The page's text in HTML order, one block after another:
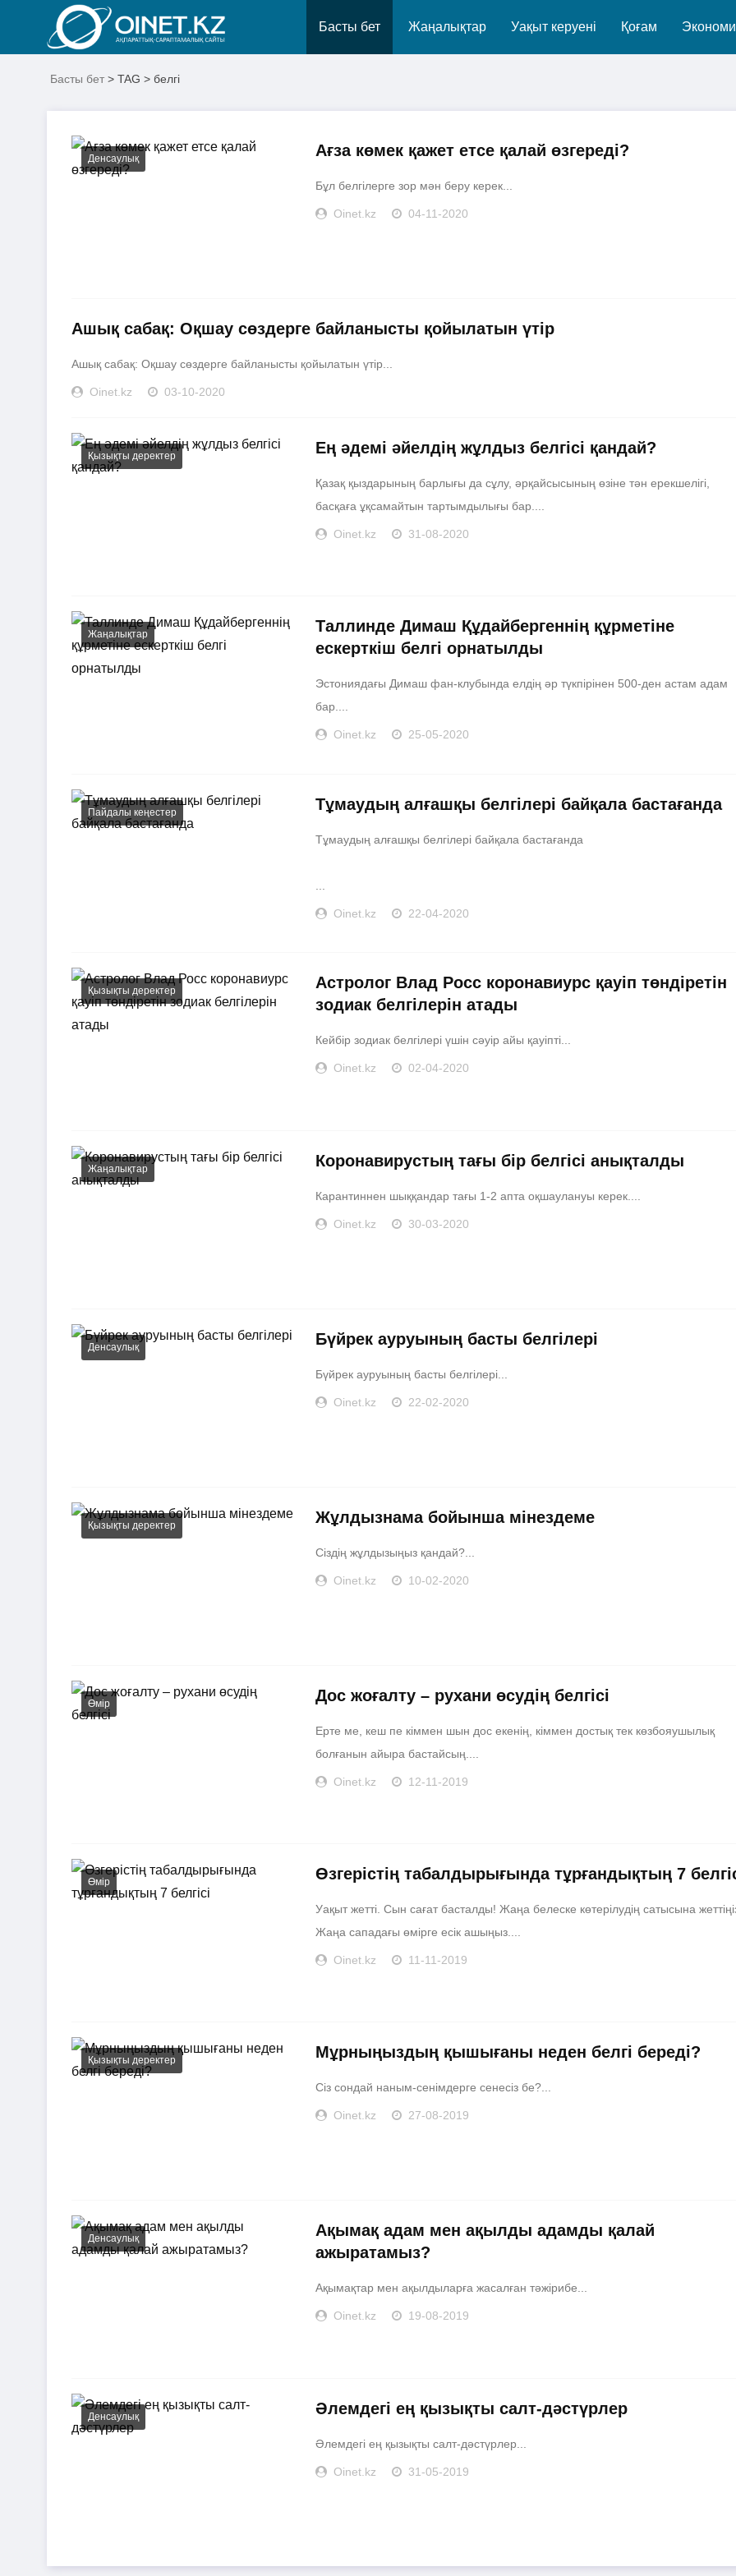
Басты бет Жаңалықтар Уақыт керуені Қоғам
Басты бет > TAG > белгі
Денсаулық Ағза көмек қажет етсе қалай өзгереді?
Бұл белгілерге зор мән беру керек...
Oinet.kz 04-11-2020
Ашық сабақ: Оқшау сөздерге байланысты қойылатын үтір
Ашық сабақ: Оқшау сөздерге байланысты қойылатын үтір...
Oinet.kz 03-10-2020
Қызықты деректер Ең әдемі әйелдің жұлдыз белгісі қандай?
Қазақ қыздарының барлығы да сұлу, әрқайсысының өзіне тән ерекшелігі,
басқаға ұқсамайтын тартымдылығы бар....
Oinet.kz 31-08-2020
Жаңалықтар
Таллинде Димаш Құдайбергеннің құрметіне
ескерткіш белгі орнатылды
Эстониядағы Димаш фан-клубында елдің әр түкпірінен 500-ден астам адам
бар....
Oinet.kz 25-05-2020
Пайдалы кеңестер Тұмаудың алғашқы белгілері байқала бастағанда
Тұмаудың алғашқы белгілері байқала бастағанда
Oinet.kz 22-04-2020
Қызықты деректер
Астролог Влад Росс коронавиурс қауіп төндіретін
зодиак белгілерін атады
Кейбір зодиак белгілері үшін сәуір айы қауіпті...
Oinet.kz 02-04-2020
Жаңалықтар Коронавирустың тағы бір белгісі анықталды
Карантиннен шыққандар тағы 1-2 апта оқшаулануы керек....
Oinet.kz 30-03-2020
Денсаулық Бүйрек ауруының басты белгілері
Бүйрек ауруының басты белгілері...
Oinet.kz 22-02-2020
Қызықты деректер Жұлдызнама бойынша мінездеме
Сіздің жұлдызыңыз қандай?...
Oinet.kz 10-02-2020
Өмір Дос жоғалту – рухани өсудің белгісі
​Ерте ме, кеш пе кіммен шын дос екенің, кіммен достық тек көзбояушылық
болғанын айыра бастайсың....
Oinet.kz 12-11-2019
Өмір Өзгерістің табалдырығында тұрғандықтың 7
Уақыт жетті. Сын сағат басталды! Жаңа белеске көтерілудің сатысына
Жаңа сападағы өмірге есік ашыңыз....
Oinet.kz 11-11-2019
Қызықты деректер Мұрныңыздың қышығаны неден белгі береді?
Сіз сондай наным-сенімдерге сенесіз бе?...
Oinet.kz 27-08-2019
Денсаулық
Ақымақ адам мен ақылды адамды қалай
ажыратамыз?
Ақымақтар мен ақылдыларға жасалған тәжірибе...
Oinet.kz 19-08-2019
Денсаулық Әлемдегі ең қызықты салт-дәстүрлер
Әлемдегі ең қызықты салт-дәстүрлер...
Oinet.kz 31-05-2019